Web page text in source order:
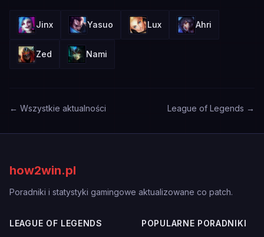
Jinx Yasuo Lux Ahri
Zed Nami
← Wszystkie aktualności League of Legends →
how2win.pl
Poradniki i statystyki gamingowe aktualizowane co patch.
LEAGUE OF LEGENDS POPULARNE PORADNIKI